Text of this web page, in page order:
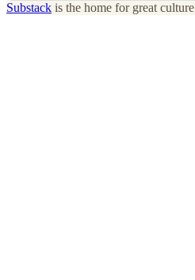
Substack is the home for great culture